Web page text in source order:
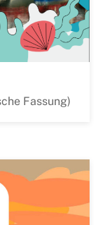
Fassung)